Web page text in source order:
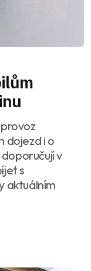
dojezd i o
v
s
aktuálním